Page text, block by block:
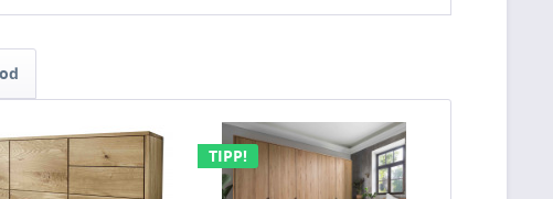
TIPP!